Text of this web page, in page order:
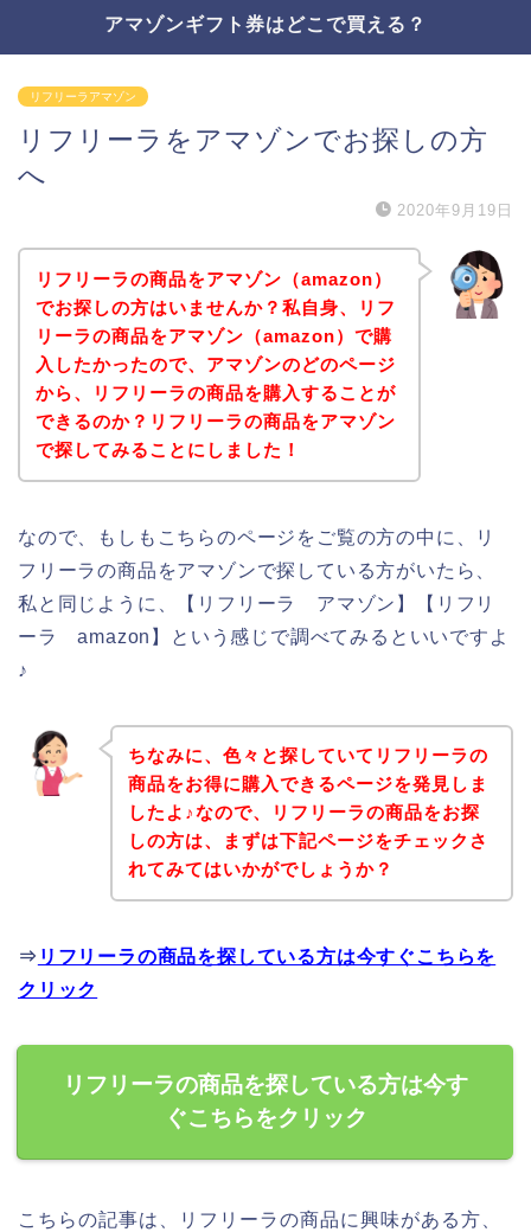
アマゾンギフト券はどこで買える？
リフリーラアマゾン
リフリーラをアマゾンでお探しの方
へ
2020年9月19日
リフリーラの商品をアマゾン（amazon）
でお探しの方はいませんか？私自身、リフ
リーラの商品をアマゾン（amazon）で購
入したかったので、アマゾンのどのページ
から、リフリーラの商品を購入することが
できるのか？リフリーラの商品をアマゾン
で探してみることにしました！
なので、もしもこちらのページをご覧の方の中に、リ
フリーラの商品をアマゾンで探している方がいたら、
私と同じように、【リフリーラ アマゾン】【リフリ
ーラ amazon】という感じで調べてみるといいですよ
♪
ちなみに、色々と探していてリフリーラの
商品をお得に購入できるページを発見しま
したよ♪なので、リフリーラの商品をお探
しの方は、まずは下記ページをチェックさ
れてみてはいかがでしょうか？
⇒ リフリーラの商品を探している方は今すぐこちらを
クリック
リフリーラの商品を探している方は今す
ぐこちらをクリック
こちらの記事は、リフリーラの商品に興味がある方、